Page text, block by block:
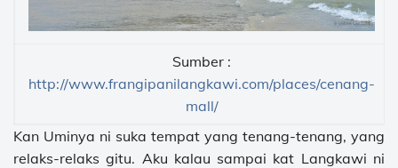
Sumber :
http://www.frangipanilangkawi.com/places/cenang-
mall/
Kan Uminya ni suka tempat yang tenang-tenang, yang
relaks-relaks gitu. Aku kalau sampai kat Langkawi ni